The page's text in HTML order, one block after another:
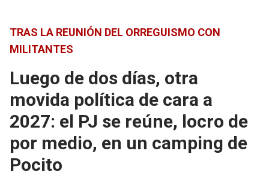
TRAS LA REUNIÓN DEL ORREGUISMO CON
MILITANTES
Luego de dos días, otra
movida política de cara a
2027: el PJ se reúne, locro de
por medio, en un camping de
Pocito